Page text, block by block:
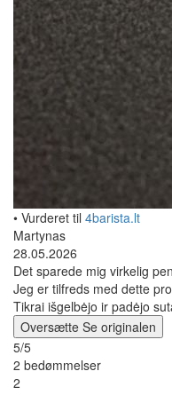
• Vurderet til 4barista.lt
Martynas
28.05.2026
Det sparede mig virkelig
Jeg er tilfreds med dette
Tikrai išgelbėjo ir padėjo
Oversætte Se originalen
5/5
2 bedømmelser
2